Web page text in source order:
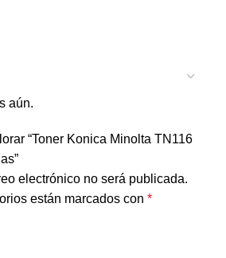
aún.
“Toner Konica Minolta TN116
electrónico no será publicada.
están marcados con *